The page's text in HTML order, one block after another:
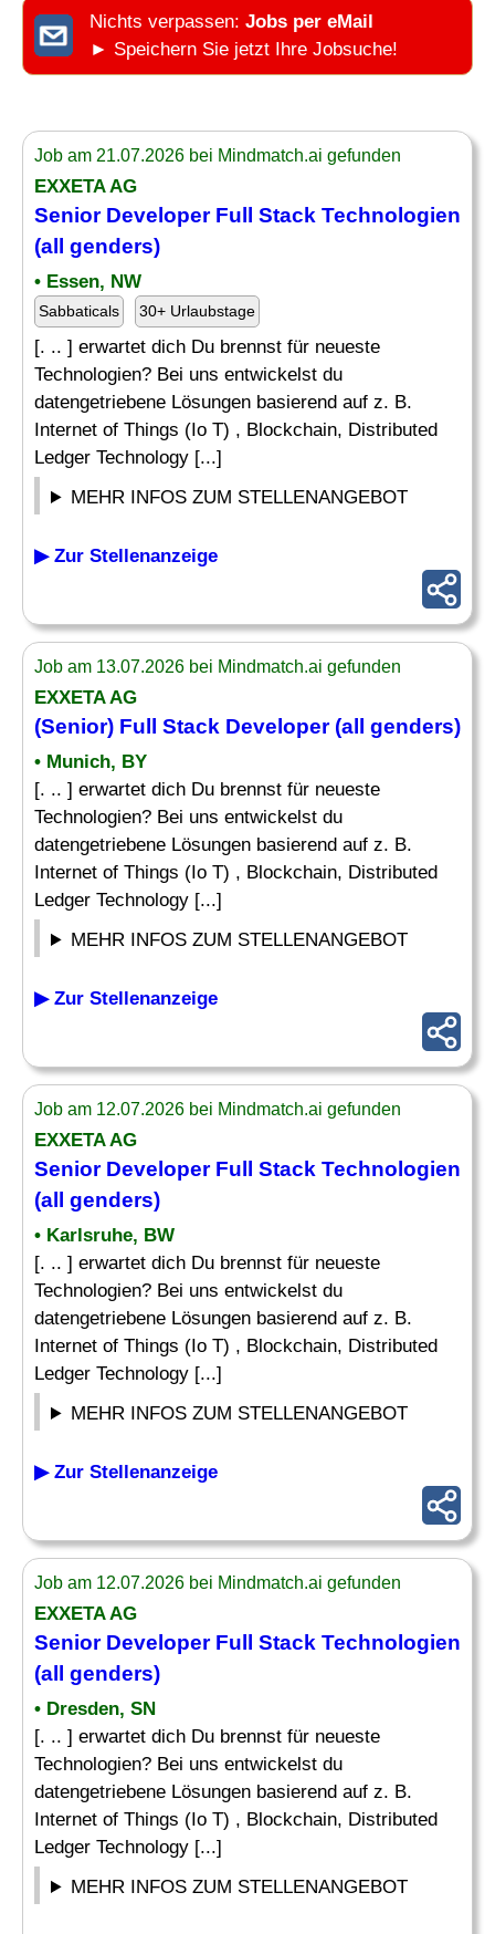
Nichts verpassen: Jobs per eMail
► Speichern Sie jetzt Ihre Jobsuche!
Job am 21.07.2026 bei Mindmatch.ai gefunden
EXXETA AG
Senior DeveloperFull Stack Technologien
(all genders)
• Essen, NW
Sabbaticals 30+ Urlaubstage
[. .. ] erwartet dich Du brennst für neueste
Technologien? Bei uns entwickelst du
datengetriebene Lösungen basierend auf z. B.
Internet of Things (Io T) , Blockchain, Distributed
Ledger Technology [...]
MEHR INFOS ZUM STELLENANGEBOT
▶ Zur Stellenanzeige
Job am 13.07.2026 bei Mindmatch.ai gefunden
EXXETA AG
(Senior) Full Stack Developer(all genders)
• Munich, BY
[. .. ] erwartet dich Du brennst für neueste
Technologien? Bei uns entwickelst du
datengetriebene Lösungen basierend auf z. B.
Internet of Things (Io T) , Blockchain, Distributed
Ledger Technology [...]
MEHR INFOS ZUM STELLENANGEBOT
▶ Zur Stellenanzeige
Job am 12.07.2026 bei Mindmatch.ai gefunden
EXXETA AG
Senior DeveloperFull Stack Technologien
(all genders)
• Karlsruhe, BW
[. .. ] erwartet dich Du brennst für neueste
Technologien? Bei uns entwickelst du
datengetriebene Lösungen basierend auf z. B.
Internet of Things (Io T) , Blockchain, Distributed
Ledger Technology [...]
MEHR INFOS ZUM STELLENANGEBOT
▶ Zur Stellenanzeige
Job am 12.07.2026 bei Mindmatch.ai gefunden
EXXETA AG
Senior DeveloperFull Stack Technologien
(all genders)
• Dresden, SN
[. .. ] erwartet dich Du brennst für neueste
Technologien? Bei uns entwickelst du
datengetriebene Lösungen basierend auf z. B.
Internet of Things (Io T) , Blockchain, Distributed
Ledger Technology [...]
MEHR INFOS ZUM STELLENANGEBOT